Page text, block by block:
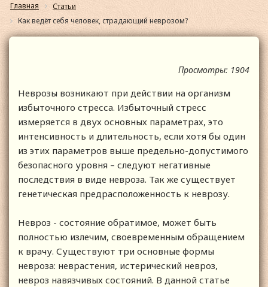
Главная
Статьи
Как ведёт себя человек, страдающий неврозом?
Просмотры: 1904
Неврозы возникают при действии на организм
избыточного стресса. Избыточный стресс
измеряется в двух основных параметрах, это
интенсивность и длительность, если хотя бы один
из этих параметров выше предельно-допустимого
безопасного уровня – следуют негативные
последствия в виде невроза. Так же существует
генетическая предрасположенность к неврозу.
Невроз - состояние обратимое, может быть
полностью излечим, своевременным обращением
к врачу. Существуют три основные формы
невроза: неврастения, истерический невроз,
невроз навязчивых состояний. В данной статье